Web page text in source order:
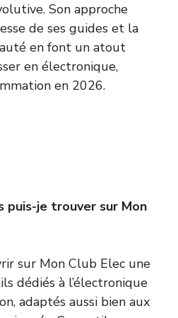
Son approche
de ses guides et la
en font un atout
en électronique,
en 2026.
puis-je trouver sur Mon
sur Mon Club Elec une
dédiés à l’électronique
adaptés aussi bien aux